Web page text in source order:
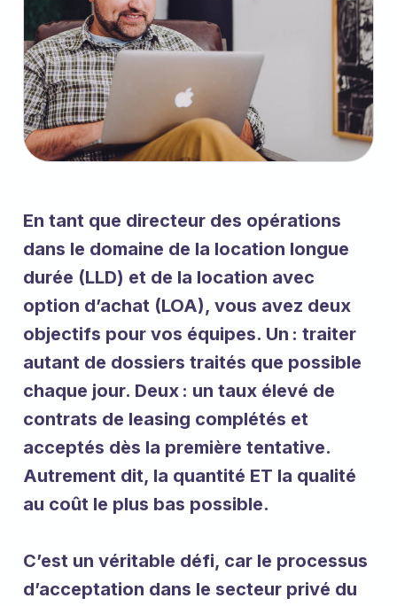
En tant que directeur des opérations
dans le domaine de la location longue
durée (LLD) et de la location avec
option d’achat (LOA), vous avez deux
objectifs pour vos équipes. Un : traiter
autant de dossiers traités que possible
chaque jour. Deux : un taux élevé de
contrats de leasing complétés et
acceptés dès la première tentative.
Autrement dit, la quantité ET la qualité
au coût le plus bas possible.
C’est un véritable défi, car le processus
d’acceptation dans le secteur privé du